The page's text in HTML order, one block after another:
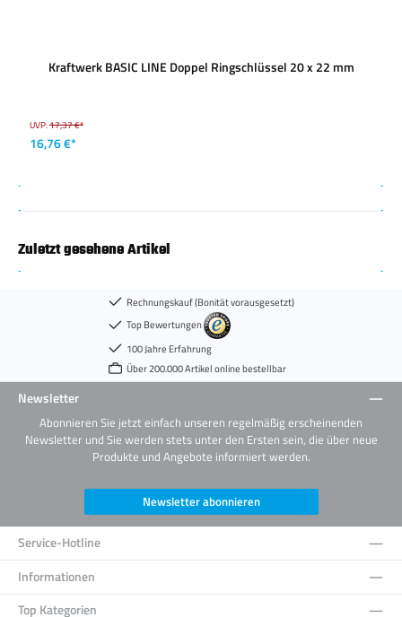
Kraftwerk BASIC LINE Doppel Ringschlüssel 20 x 22 mm
UVP:17,37 €*
16,76 €*
Zuletzt gesehene Artikel
Rechnungskauf (Bonität vorausgesetzt)
Top Bewertungen
100 Jahre Erfahrung
Über 200.000 Artikel online bestellbar
Newsletter
Abonnieren Sie jetzt einfach unseren regelmäßig erscheinenden
Newsletter und Sie werden stets unter den Ersten sein, die über neue
Produkte und Angebote informiert werden.
Newsletter abonnieren
Service-Hotline
Informationen
Top Kategorien